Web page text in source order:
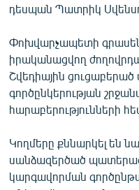
դեսպան Պատրիկ
Փոխվարչապետի
իրականացվող
Շվեդիային
գործընկերության
հարաբերությունների
Կողմերը քննարկել են
սանձազերծած
կարգավորման